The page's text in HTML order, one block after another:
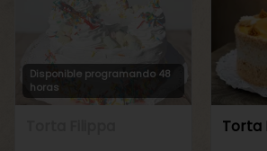
Disponible programando 48
horas
Torta